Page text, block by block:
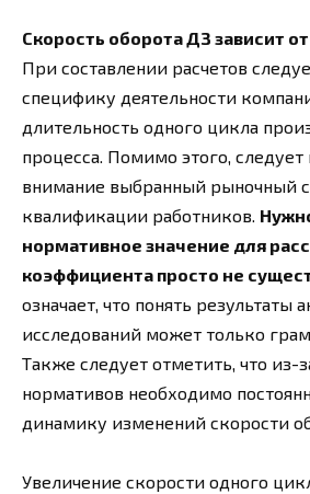
Скорость оборота ДЗ зависит
При составлении расчетов
специфику деятельности
длительность одного цикла
процесса. Помимо этого,
внимание выбранный рыночный
квалификации работников.
нормативное значение для
коэффициента просто не
означает, что понять результаты
исследований может только
Также следует отметить, что из-
нормативов необходимо
динамику изменений скорости
Увеличение скорости одного